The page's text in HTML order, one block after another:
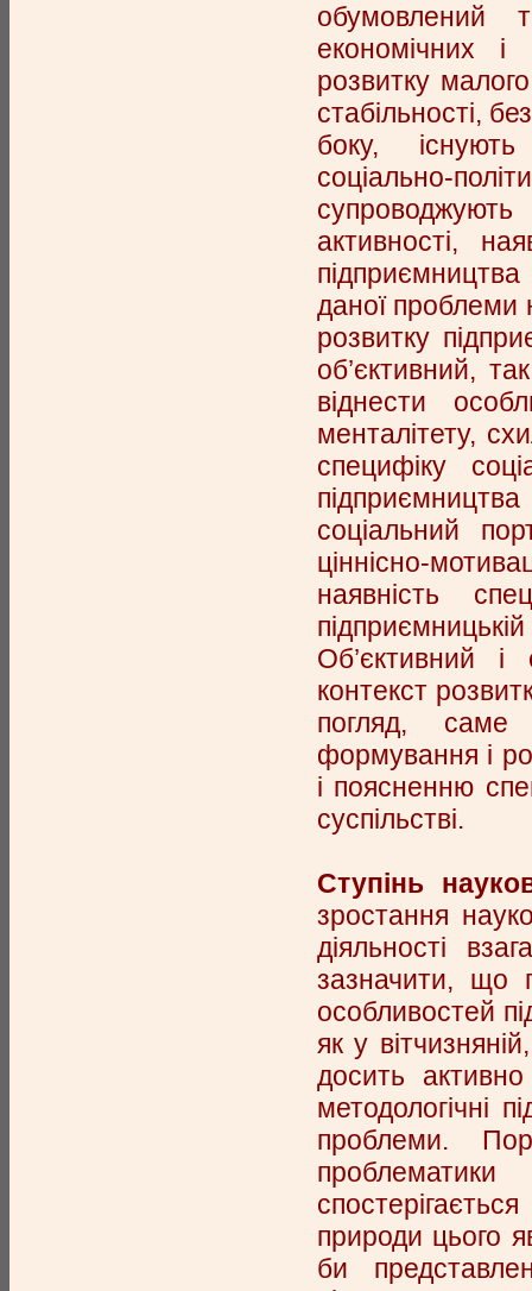
обумовлений
економічних і
розвитку
стабільності,
боку, існують
соціально-
активності,
даної проблеми
розвитку
об’єктивний,
віднести
менталітету,
специфіку
підприємництва
соціальний
ціннісно-
наявність
Об’єктивний і
контекст
погляд, саме
формування і
і поясненню
суспільстві.
Ступінь
зростання
діяльності
зазначити, що
особливостей
як у
досить
методологічні
проблеми.
проблематики
природи цього
би